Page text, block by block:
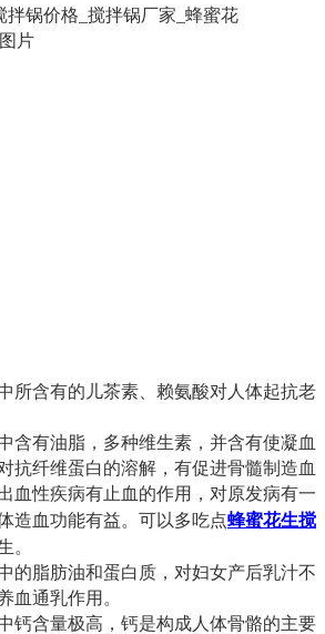
所含有的儿茶素、赖氨酸对人体起抗老
含有油脂，多种维生素，并含有使凝血
抗纤维蛋白的溶解，有促进骨髓制造血
血性疾病有止血的作用，对原发病有一
造血功能有益。可以多吃点蜂蜜花生搅
。
的脂肪油和蛋白质，对妇女产后乳汁不
血通乳作用。
钙含量极高，钙是构成人体骨骼的主要